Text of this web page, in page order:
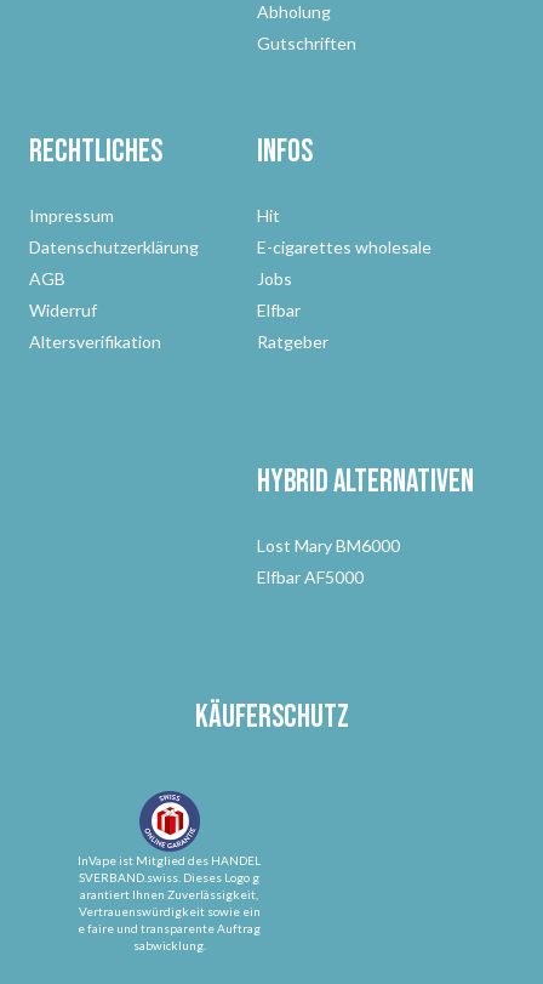
Abholung
Gutschriften
Rechtliches
Impressum
Datenschutzerklärung
AGB
Widerruf
Altersverifikation
Infos
Hit
E-cigarettes wholesale
Jobs
Elfbar
Ratgeber
Hybrid Alternativen
Lost Mary BM6000
Elfbar AF5000
Käuferschutz
InVape ist Mitglied des HANDEL
SVERBAND.swiss. Dieses Logo g
arantiert Ihnen Zuverlässigkeit,
Vertrauenswürdigkeit sowie ein
e faire und transparente Auftrag
sabwicklung.